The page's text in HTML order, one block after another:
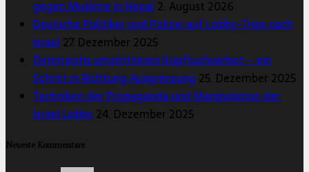
gegen Muslime in Nepal 2. August 2026
Deutsche Politiker und Polizei auf Lobby-Trips nach
Israel 27. Dezember 2025
Österreichs umstrittenes Kopftuchverbot – ein
Schritt in Richtung Ausgrenzung 25. Dezember 2025
Techniken der Propaganda und Manipulation der
Israel Lobby24. Dezember 2025
Neueste Kommentare